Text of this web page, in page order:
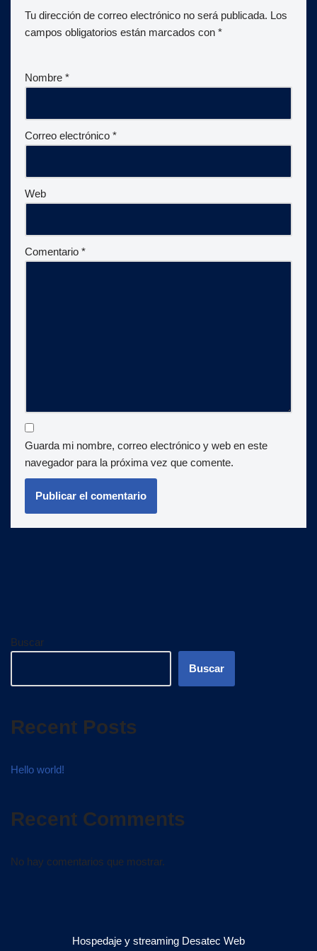
Tu dirección de correo electrónico no será publicada. Los
campos obligatorios están marcados con *
Nombre *
Correo electrónico *
Web
Comentario *
Guarda mi nombre, correo electrónico y web en este
navegador para la próxima vez que comente.
Buscar
Buscar
Recent Posts
Hello world!
Recent Comments
No hay comentarios que mostrar.
Hospedaje y streaming Desatec Web